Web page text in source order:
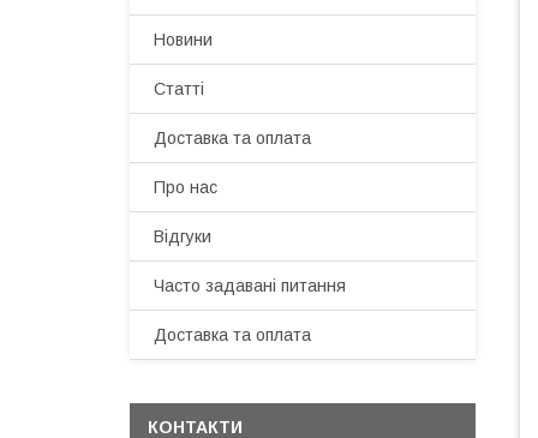
Новини
Статті
Доставка та оплата
Про нас
Відгуки
Часто задавані питання
Доставка та оплата
КОНТАКТИ